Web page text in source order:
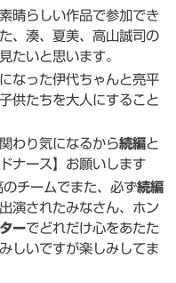
晴らしい作品で参加でき
、湊、夏美、高山誠司の
たいと思います。
なった伊代ちゃんと亮平
供たちを大人にすること
わり気になるから続編と
ナース】お願いします
チームでまた、必ず続編
演されたみなさん、ホン
ーでどれだけ心をあたた
しいですが楽しみしてま